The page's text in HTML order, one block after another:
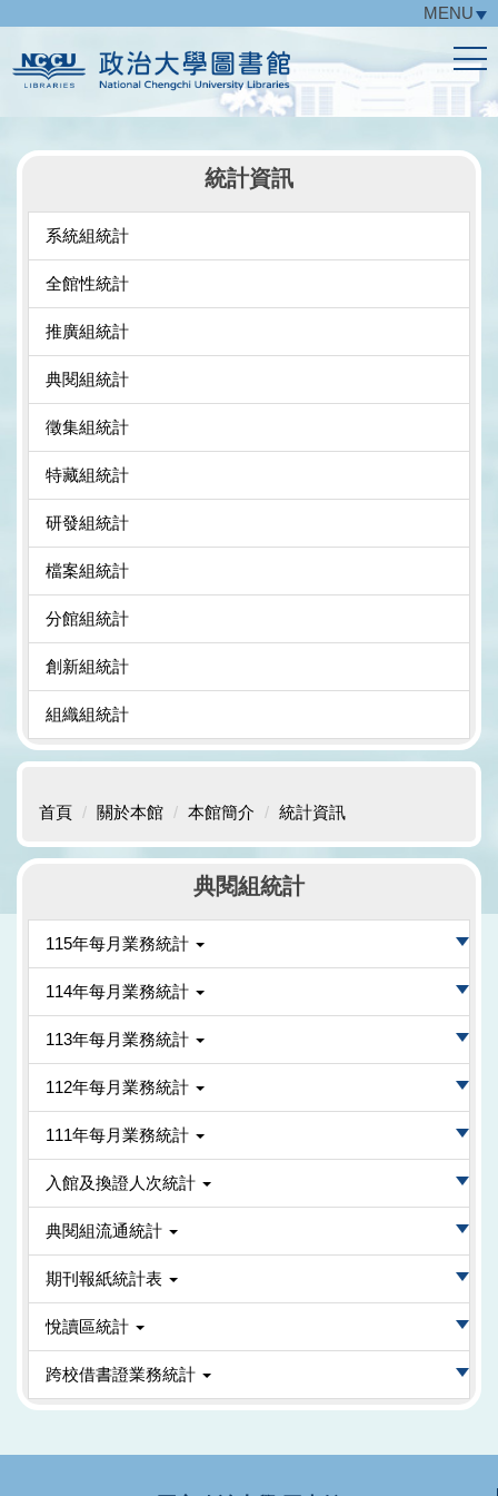
主
要
區
MENU
統計資訊
系統組統計
全館性統計
推廣組統計
典閱組統計
徵集組統計
特藏組統計
研發組統計
檔案組統計
分館組統計
創新組統計
組織組統計
首頁 關於本館 本館簡介 統計資訊
典閱組統計
115年每月業務統計
114年每月業務統計
113年每月業務統計
112年每月業務統計
111年每月業務統計
入館及換證人次統計
典閱組流通統計
期刊報紙統計表
悅讀區統計
跨校借書證業務統計